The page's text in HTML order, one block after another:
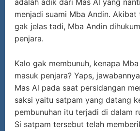
adalah adik dari Mas Al yang
menjadi suami Mba Andin. Akibat
gak jelas tadi, Mba Andin
penjara.
Kalo gak membunuh, kenapa
masuk penjara? Yaps,
Mas Al pada saat persidangan
saksi yaitu satpam yang datang
pembunuhan itu terjadi di dalam
Si satpam tersebut telah